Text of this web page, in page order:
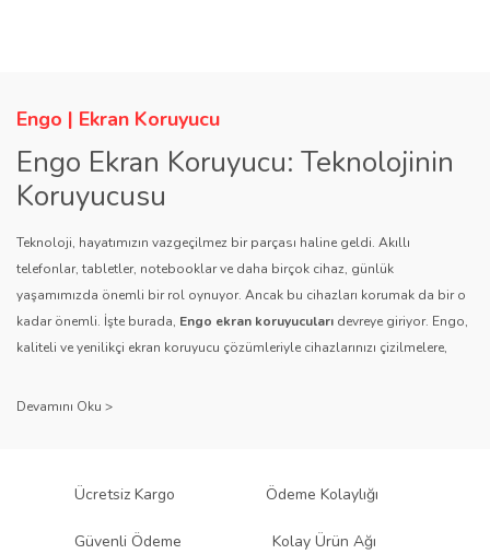
Engo | Ekran Koruyucu
Engo Ekran Koruyucu: Teknolojinin
Koruyucusu
Teknoloji, hayatımızın vazgeçilmez bir parçası haline geldi. Akıllı
telefonlar, tabletler, notebooklar ve daha birçok cihaz, günlük
yaşamımızda önemli bir rol oynuyor. Ancak bu cihazları korumak da bir o
kadar önemli. İşte burada, Engo ekran koruyucuları devreye giriyor. Engo,
kaliteli ve yenilikçi ekran koruyucu çözümleriyle cihazlarınızı çizilmelere,
sağlıyor.
Engo ekran koruyucuları
, uzun yıllara dayanan tecrübesi ve teknolojiye
ürününü titiz bir kalite kontrol sürecinden geçirir. Kullanıcı dostu tasarımı
Ücretsiz Kargo Ödeme Kolaylığı
Güvenli Ödeme Kolay Ürün Ağı